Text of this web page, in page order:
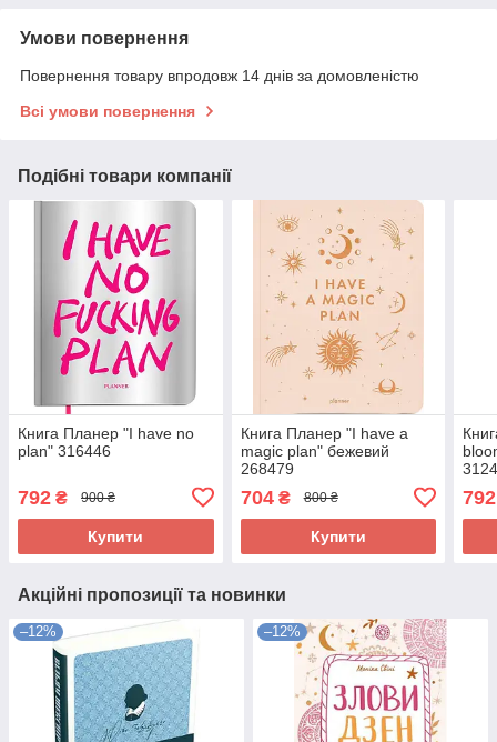
Умови повернення
Повернення товару впродовж 14 днів за домовленістю
Всі умови повернення
Подібні товари компанії
Книга Планер "I have no
plan" 316446
792 ₴ 900 ₴
Купити
Книга Планер "I have a
magic plan" бежевий
268479
704₴ 800 ₴
Купити
792
Акційні пропозиції та новинки
–12% –12%